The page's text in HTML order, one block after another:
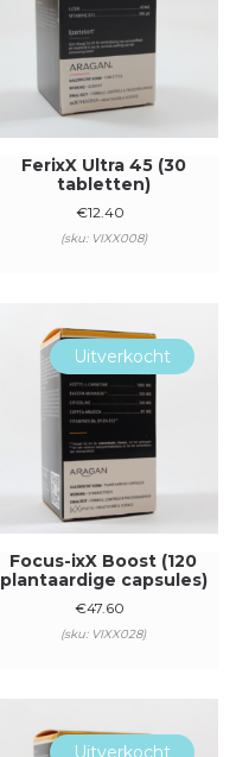
FerixX Ultra 45 (30
tabletten)
€12.40
(sku: VIXX008)
Uitverkocht
Focus-ixX Boost (120
plantaardige capsules)
€47.60
(sku: VIXX028)
Uitverkocht